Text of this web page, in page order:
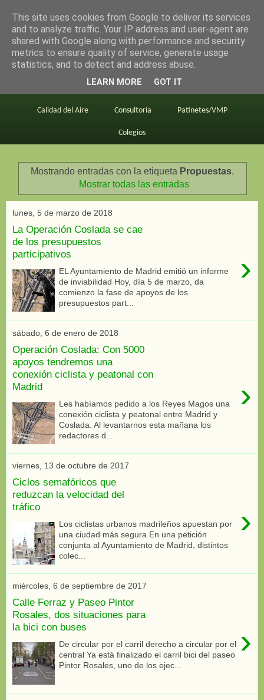
en bici por madrid
Este blog BiciMAD Primeros consejos
Calidad del Aire Consultoría Patinetes/VMP
Colegios
Mostrando entradas con la etiqueta Propuestas.
Mostrar todas las entradas
lunes, 5 de marzo de 2018
La Operación Coslada se cae
de los presupuestos
participativos
›
EL Ayuntamiento de Madrid emitió un informe
de inviabilidad Hoy, día 5 de marzo, da
comienzo la fase de apoyos de los
presupuestos part...
sábado, 6 de enero de 2018
Operación Coslada: Con 5000
apoyos tendremos una
conexión ciclista y peatonal con
Madrid
›
Les habíamos pedido a los Reyes Magos una
conexión ciclista y peatonal entre Madrid y
Coslada. Al levantarnos esta mañana los
redactores d...
viernes, 13 de octubre de 2017
Ciclos semafóricos que
reduzcan la velocidad del
tráfico
›
Los ciclistas urbanos madrileños apuestan por
una ciudad más segura En una petición
conjunta al Ayuntamiento de Madrid, distintos
colec...
miércoles, 6 de septiembre de 2017
Calle Ferraz y Paseo Pintor
Rosales, dos situaciones para
la bici con buses
›
De circular por el carril derecho a circular por el
central Ya está finalizado el carril bici del paseo
Pintor Rosales, uno de los ejec...
This site uses cookies from Google to deliver its services
and to analyze traffic. Your IP address and user-agent are
shared with Google along with performance and security
metrics to ensure quality of service, generate usage
statistics, and to detect and address abuse.
LEARN MORE GOT IT